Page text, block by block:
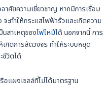
ศัยความเชี่ยวชาญ หากมีการเชื่อม
ทำให้กระแสไฟฟ้ารั่วและเกิดความ
นสาเหตุของไฟไหม้ได้ นอกจากนี้ การ
เกิดการลัดวงจร ทำให้ระบบหยุด
วิตได้
แผงเซลล์ที่ไม่ได้มาตรฐาน